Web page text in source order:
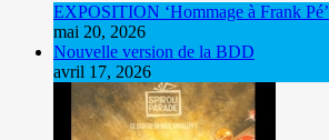
EXPOSITION ‘Hommage à Frank Pé’
mai 20, 2026
Nouvelle version de la BDD
avril 17, 2026